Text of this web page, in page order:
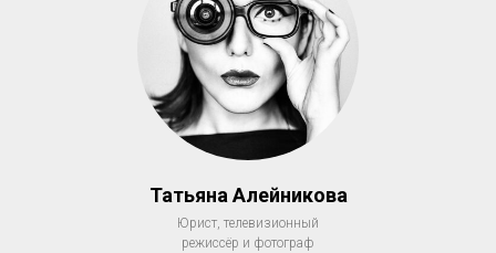
Татьяна Алейникова
Юрист, телевизионный
режиссёр и фотограф